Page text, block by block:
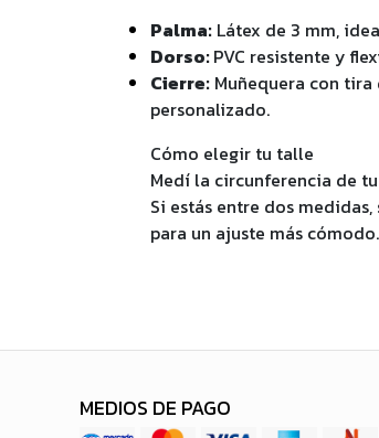
Palma:Látex de 3 mm,
Dorso:PVC resistente y
Cierre:Muñequera con tira
personalizado.
Cómo elegir tu talle
Medí la circunferencia de
Si estás entre dos
para un ajuste más cómodo.
MEDIOS DE PAGO